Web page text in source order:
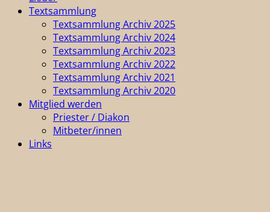
Textsammlung
Textsammlung Archiv 2025
Textsammlung Archiv 2024
Textsammlung Archiv 2023
Textsammlung Archiv 2022
Textsammlung Archiv 2021
Textsammlung Archiv 2020
Mitglied werden
Priester / Diakon
Mitbeter/innen
Links